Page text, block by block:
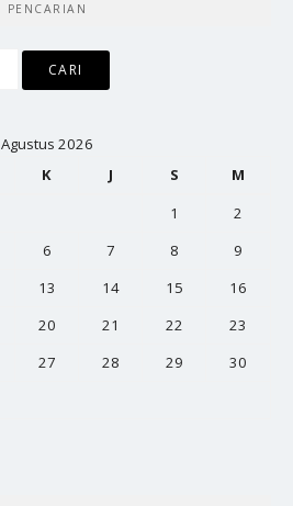
PENCARIAN
Agustus 2026
K J S
M
1
2
6 7 8
9
13 14 15
16
20 21 22
23
27 28 29
30